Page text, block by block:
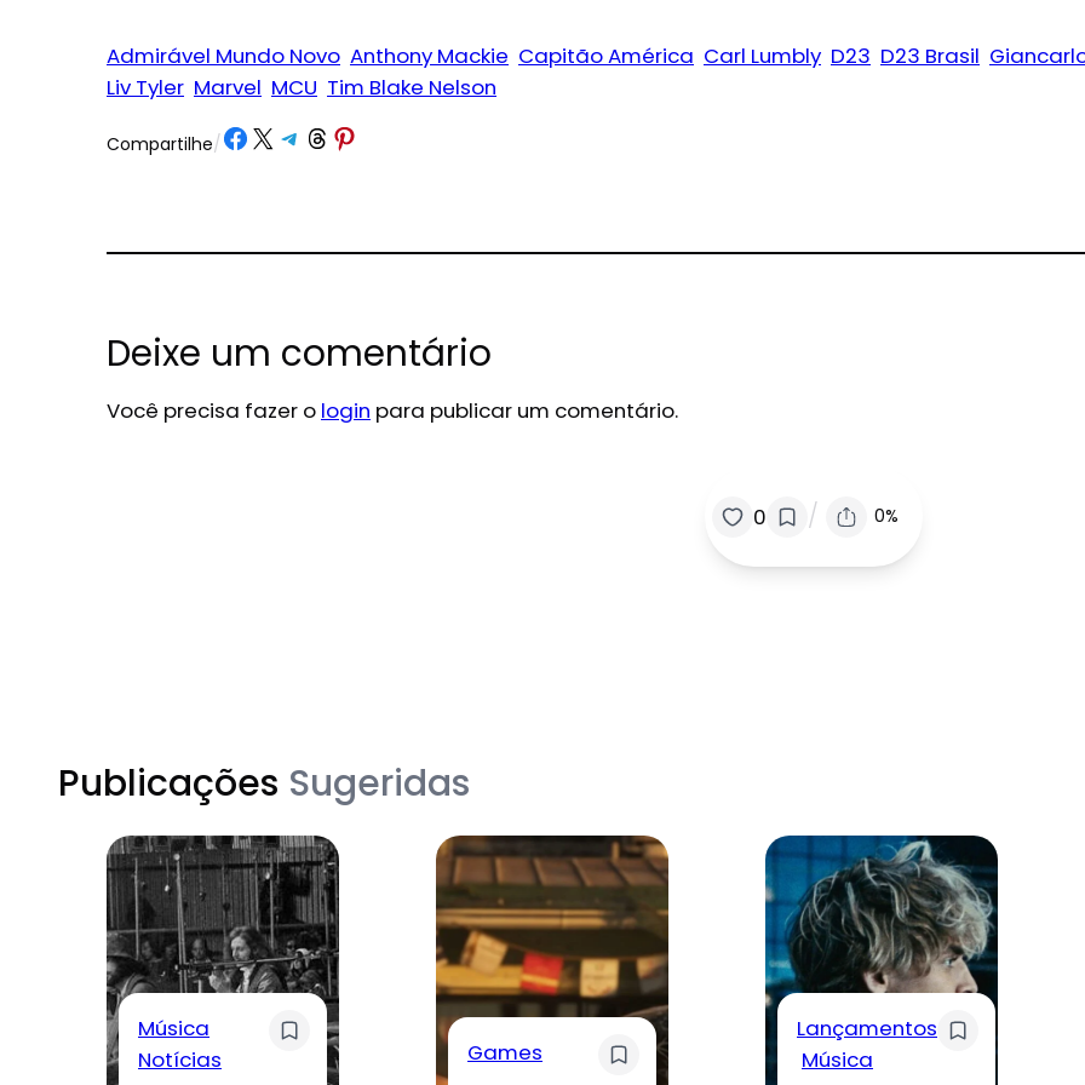
Admirável Mundo Novo Anthony Mackie Capitão América Carl Lumbly D23 D23 Brasil
Liv Tyler Marvel MCU Tim Blake Nelson
Compartilhe/ Share on Facebook
Share on X Share on Telegram
Share on Threads
Share on Pinterest
Deixe um comentário
Você precisa fazer o login para publicar um comentário.
0 / 0%
Publicações Sugeridas
Música
Notícias
Games
Lançamentos
Música